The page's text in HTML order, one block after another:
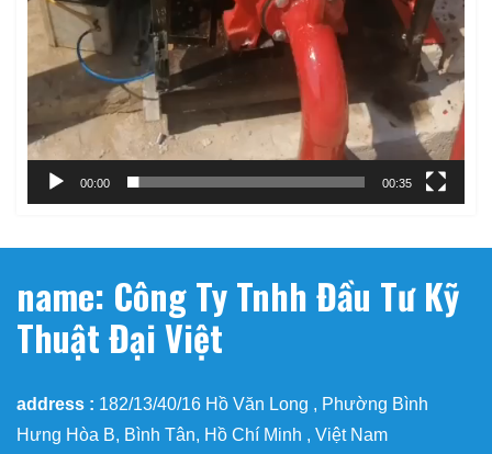
00:00 00:35
name: Công Ty Tnhh Đầu Tư Kỹ
Thuật Đại Việt
address : 182/13/40/16 Hồ Văn Long , Phường Bình
Hưng Hòa B, Bình Tân, Hồ Chí Minh , Việt Nam